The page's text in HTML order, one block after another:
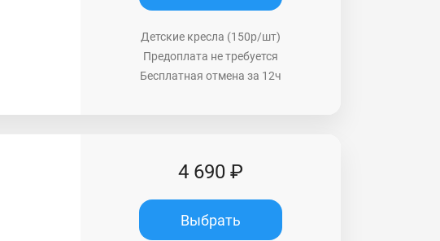
Детские кресла (150р/шт)
Предоплата не требуется
Бесплатная отмена за 12ч
4 690 ₽
Выбрать